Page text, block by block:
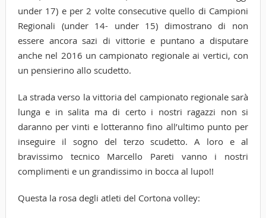
under 17) e per 2 volte consecutive quello di Campioni
Regionali (under 14- under 15) dimostrano di non
essere ancora sazi di vittorie e puntano a disputare
anche nel 2016 un campionato regionale ai vertici, con
un pensierino allo scudetto.
La strada verso la vittoria del campionato regionale sarà
lunga e in salita ma di certo i nostri ragazzi non si
daranno per vinti e lotteranno fino all’ultimo punto per
inseguire il sogno del terzo scudetto. A loro e al
bravissimo tecnico Marcello Pareti vanno i nostri
complimenti e un grandissimo in bocca al lupo!!
Questa la rosa degli atleti del Cortona volley: